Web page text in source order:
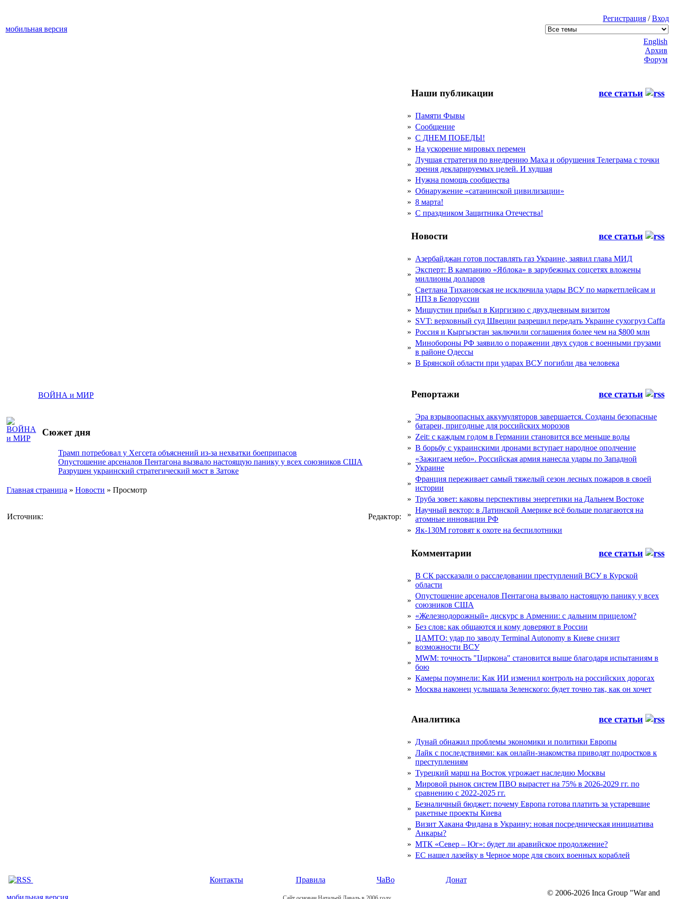
Регистрация /Вход
мобильная версия
ВОЙНА и МИР
Сюжет дня
Трамп потребовал у Хегсета объяснений из-за нехватки боеприпасов
Опустошение арсеналов Пентагона вызвало настоящую панику у всех союзников США
Разрушен украинский стратегический мост в Затоке
Главная страница » Новости » Просмотр
Источник: Редактор:
English
Архив
Форум
Наши публикации все статьи
» Памяти Фывы
» Сообщение
» С ДНЕМ ПОБЕДЫ!
» На ускорение мировых перемен
»
Лучшая стратегия по внедрению Маха и обрушения Телеграма с точки
зрения декларируемых целей. И худшая
» Нужна помощь сообщества
» Обнаружение «сатанинской цивилизации»
» 8 марта!
» С праздником Защитника Отечества!
Новости все статьи
» Азербайджан готов поставлять газ Украине, заявил глава МИД
»
Эксперт: В кампанию «Яблока» в зарубежных соцсетях вложены
миллионы долларов
»
Светлана Тихановская не исключила удары ВСУ по маркетплейсам и
НПЗ в Белоруссии
» Мишустин прибыл в Киргизию с двухдневным визитом
» SVT: верховный суд Швеции разрешил передать Украине сухогруз Caffa
» Россия и Кыргызстан заключили соглашения более чем на $800 млн
»
Минобороны РФ заявило о поражении двух судов с военными грузами
в районе Одессы
» В Брянской области при ударах ВСУ погибли два человека
Репортажи все статьи
»
Эра взрывоопасных аккумуляторов завершается. Созданы безопасные
батареи, пригодные для российских морозов
» Zeit: с каждым годом в Германии становится все меньше воды
» В борьбу с украинскими дронами вступает народное ополчение
»
«Зажигаем небо». Российская армия нанесла удары по Западной
Украине
»
Франция переживает самый тяжелый сезон лесных пожаров в своей
истории
» Труба зовет: каковы перспективы энергетики на Дальнем Востоке
»
Научный вектор: в Латинской Америке всё больше полагаются на
атомные инновации РФ
» Як-130М готовят к охоте на беспилотники
Комментарии все статьи
»
В СК рассказали о расследовании преступлений ВСУ в Курской
области
»
Опустошение арсеналов Пентагона вызвало настоящую панику у всех
союзников США
» «Железнодорожный» дискурс в Армении: с дальним прицелом?
» Без слов: как общаются и кому доверяют в России
»
ЦАМТО: удар по заводу Terminal Autonomy в Киеве снизит
возможности ВСУ
»
MWM: точность "Циркона" становится выше благодаря испытаниям в
бою
» Камеры поумнели: Как ИИ изменил контроль на российских дорогах
» Москва наконец услышала Зеленского: будет точно так, как он хочет
Аналитика все статьи
» Дунай обнажил проблемы экономики и политики Европы
»
Лайк с последствиями: как онлайн-знакомства приводят подростков к
преступлениям
» Турецкий марш на Восток угрожает наследию Москвы
»
Мировой рынок систем ПВО вырастет на 75% в 2026-2029 гг. по
сравнению с 2022-2025 гг.
»
Безналичный бюджет: почему Европа готова платить за устаревшие
ракетные проекты Киева
»
Визит Хакана Фидана в Украину: новая посредническая инициатива
Анкары?
» МТК «Север – Юг»: будет ли аравийское продолжение?
» ЕС нашел лазейку в Черное море для своих военных кораблей
Контакты Правила ЧаВо Донат
мобильная версия
© 2006-2026 Inca Group "War and